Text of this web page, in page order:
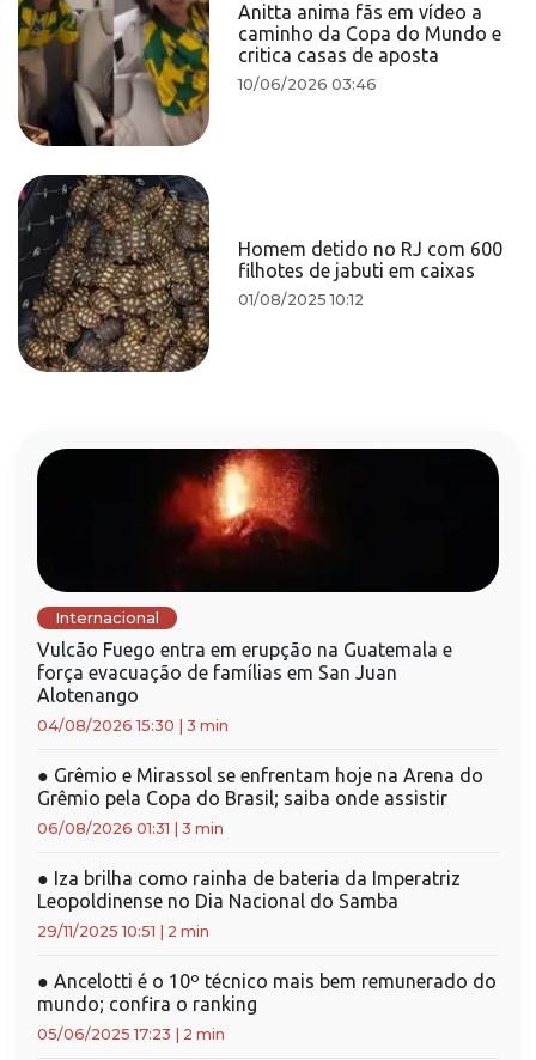
Anitta anima fãs em vídeo a
caminho da Copa do Mundo e
critica casas de aposta
10/06/2026 03:46
Homem detido no RJ com 600
filhotes de jabuti em caixas
01/08/2025 10:12
Internacional
Vulcão Fuego entra em erupção na Guatemala e
força evacuação de famílias em San Juan
Alotenango
04/08/2026 15:30 3 min
● Grêmio e Mirassol se enfrentam hoje na Arena do
Grêmio pela Copa do Brasil; saiba onde assistir
06/08/2026 01:31 3 min
● Iza brilha como rainha de bateria da Imperatriz
Leopoldinense no Dia Nacional do Samba
29/11/2025 10:51 2 min
● Ancelotti é o 10º técnico mais bem remunerado do
mundo; confira o ranking
05/06/2025 17:23 2 min